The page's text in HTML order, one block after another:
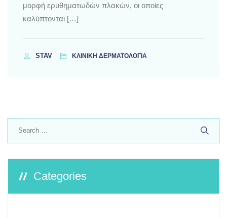
μορφή ερυθηματωδών πλακών, οι οποίες
καλύπτονται […]
STAV ΚΛΙΝΙΚΗ ΔΕΡΜΑΤΟΛΟΓΙΑ
Categories